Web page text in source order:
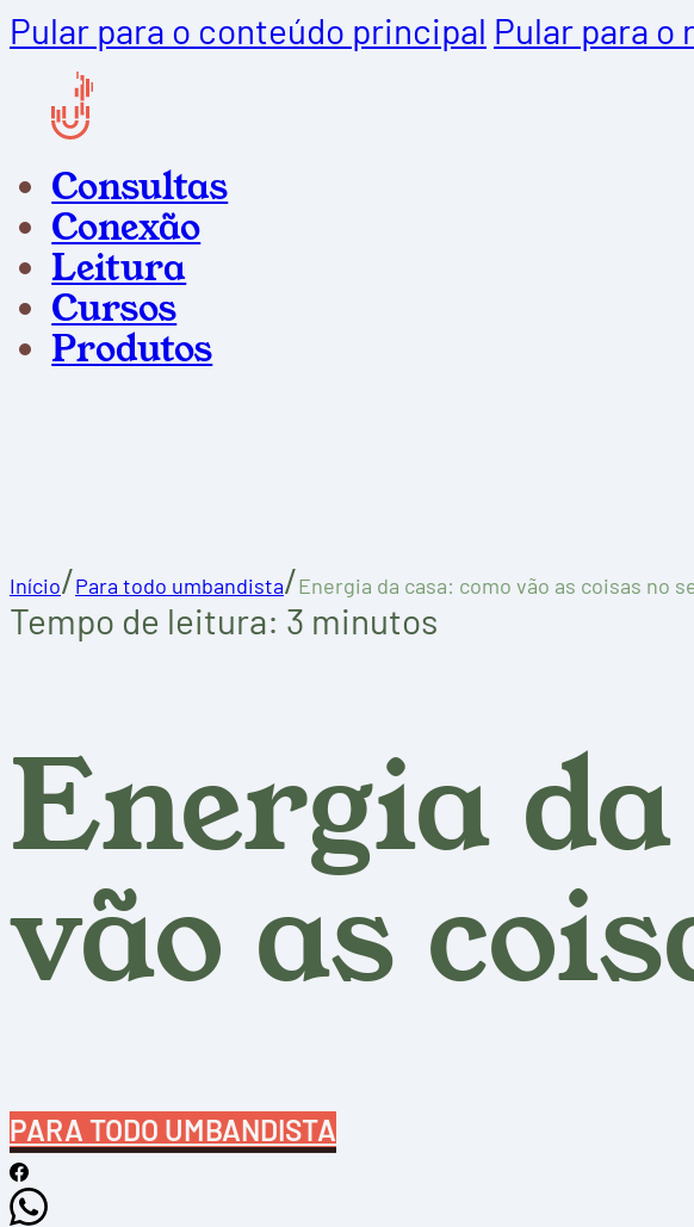
Pular para o conteúdo principal Pular para o
Consultas
Conexão
Leitura
Cursos
Produtos
Início/Para todo umbandista/Energia da casa: como vão as coisas no
Tempo de leitura: 3 minutos
Energia
vão as
PARA TODO UMBANDISTA